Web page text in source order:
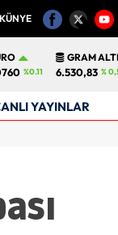
KÜNYE
%0.11
GRAM
6.530,83 %
YAYINLAR